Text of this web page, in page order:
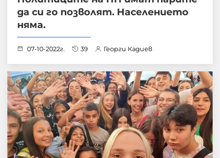
да си го позволят. Населението
няма.
07-10-2022г. 39 Георги Кадиев